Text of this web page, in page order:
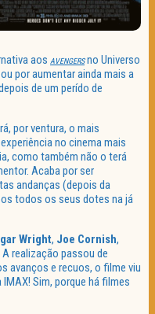
aos AVENGERS no Universo
por aumentar ainda mais a
de um perído de
por ventura, o mais
no cinema mais
como também não o terá
Acaba por ser
andanças (depois da
todos os seus dotes na já
Wright, Joe Cornish,
A realização passou de
avanços e recuos, o filme viu
Sim, porque há filmes